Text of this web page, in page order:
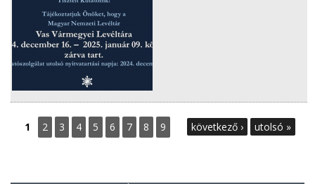
1 2 3 4 5 6 7 8 9 következő › utolsó »